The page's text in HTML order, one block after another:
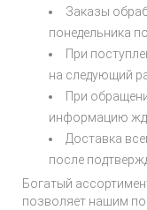
Заказы
понедельника
При
на следующий
При
информацию
Доставка
после
Богатый
позволяет нашим